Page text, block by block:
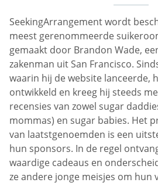
SeekingArrangement wordt
meest gerenommeerde
gemaakt door Brandon Wade,
zakenman uit San Francisco.
waarin hij de website lanceerde,
ontwikkeld en kreeg hij steeds
recensies van zowel sugar
mommas) en sugar babies. Het
van laatstgenoemden is een
hun sponsors. In de regel
waardige cadeaus en
ze andere jonge meisjes om hun